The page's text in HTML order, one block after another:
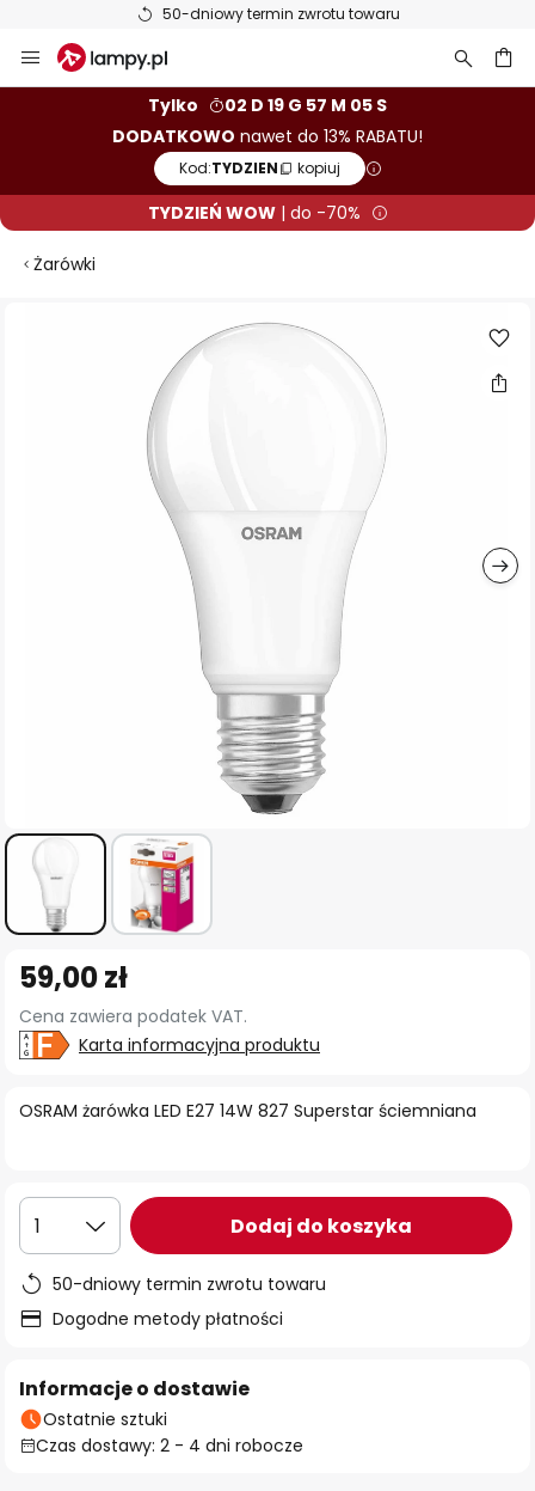
50-dniowy termin zwrotu towaru
Przejdź
do
Tylko
02 D 19 G 57 M 05 S
DODATKOWO nawet do 13% RABATU!
Kod:TYDZIEN kopiuj
TYDZIEŃ WOW| do -70%
Żarówki
na
początek
galerii
OSRAM żarówka LED E27 14W 827 Superstar ściemniana
59,00 zł
Cena zawiera podatek VAT.
Karta informacyjna produktu
1 Dodaj do koszyka
50-dniowy termin zwrotu towaru
Dogodne metody płatności
Informacje o dostawie
Ostatnie sztuki
Czas dostawy: 2 - 4 dni robocze